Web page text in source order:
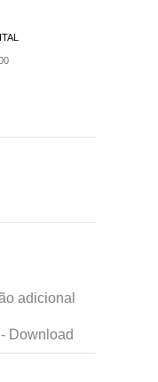
adicional
Download